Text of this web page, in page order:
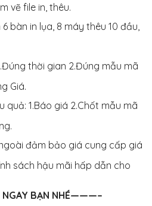
vẽ file in, thêu.
bàn in lụa, 8 máy thêu 10 đầu,
thời gian 2.Đúng mẫu mã
Giá.
quả: 1.Báo giá 2.Chốt mẫu mã
đảm bảo giá cung cấp giá
sách hậu mãi hấp dẫn cho
BẠN NHÉ———–